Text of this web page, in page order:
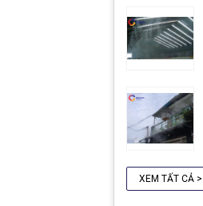
XEM TẤT CẢ >